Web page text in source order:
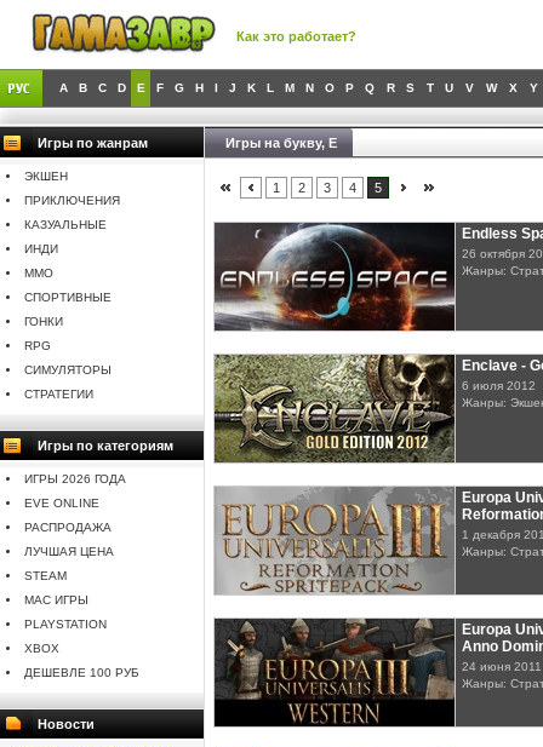
Как это работает?
A B C D E F G H I J K L M N O P Q R S T U V W X Y
Игры по жанрам
ЭКШЕН
ПРИКЛЮЧЕНИЯ
КАЗУАЛЬНЫЕ
ИНДИ
MMO
СПОРТИВНЫЕ
ГОНКИ
RPG
СИМУЛЯТОРЫ
СТРАТЕГИИ
Игры по категориям
ИГРЫ 2026 ГОДА
EVE ONLINE
РАСПРОДАЖА
ЛУЧШАЯ ЦЕНА
STEAM
MAC ИГРЫ
PLAYSTATION
XBOX
ДЕШЕВЛЕ 100 РУБ
Новости
Игры на букву, E
1 2 3 4 5
Endless
26 октября
Жанры:
Enclave -
6 июля 2012
Жанры:
Europa
1 декабря
Жанры:
Europa
Anno
24 июня 2011
Жанры: